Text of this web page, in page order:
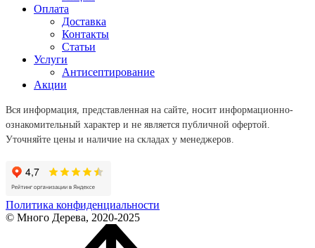
Оплата
Доставка
Контакты
Статьи
Услуги
Антисептирование
Акции
Вся информация, представленная на сайте, носит информационно-
ознакомительный характер и не является публичной офертой.
Уточняйте цены и наличие на складах у менеджеров.
Политика конфиденциальности
© Много Дерева, 2020-2025